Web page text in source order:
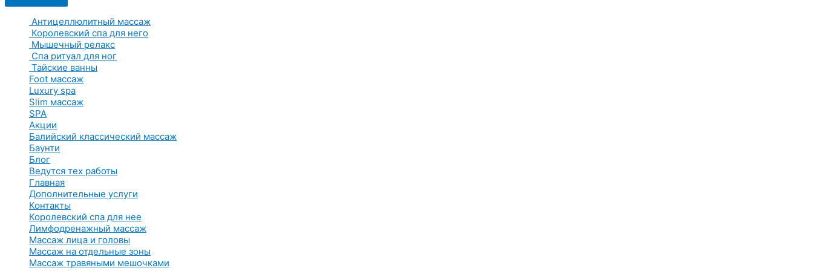
Антицеллюлитный массаж
Королевский спа для него
Мышечный релакс
Спа ритуал для ног
Тайские ванны
Foot массаж
Luxury spa
Slim массаж
SPA
Акции
Балийский классический массаж
Баунти
Блог
Ведутся тех работы
Главная
Дополнительные услуги
Контакты
Королевский спа для нее
Лимфодренажный массаж
Массаж лица и головы
Массаж на отдельные зоны
Массаж травяными мешочками